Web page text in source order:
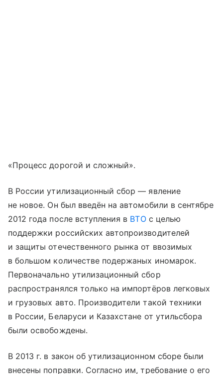
«Процесс дорогой и сложный».
В России утилизационный сбор — явление
не новое. Он был введён на автомобили в сентябре
2012 года после вступления в ВТОс целью
поддержки российских автопроизводителей
и защиты отечественного рынка от ввозимых
в большом количестве подержаных иномарок.
Первоначально утилизационный сбор
распространялся только на импортёров легковых
и грузовых авто. Производители такой техники
в России, Беларуси и Казахстане от утильсбора
были освобождены.
В 2013 г. в закон об утилизационном сборе были
внесены поправки. Согласно им, требование о его